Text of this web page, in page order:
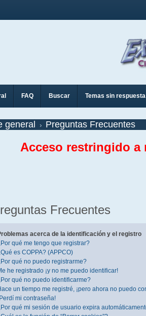
FAQ Buscar Temas sin respuesta
general Preguntas Frecuentes
Acceso restringido a
Frecuentes
acerca de la identificación y el registro
qué me tengo que registrar?
es COPPA? (APPCO)
qué no puedo registrarme?
he registrado ¡y no me puedo identificar!
qué no puedo identificarme?
un tiempo me registré, ¡pero ahora no puedo
mi contraseña!
qué mi sesión de usuario expira